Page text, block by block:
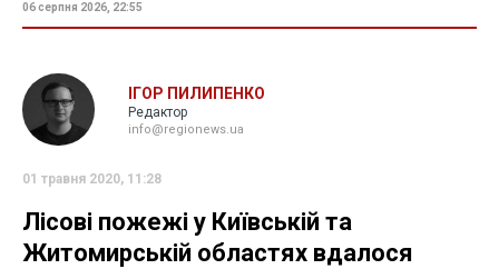
06 серпня 2026, 22:55
ІГОР ПИЛИПЕНКО
Редактор
info@regionews.ua
01 травня 2020, 11:28
Лісові пожежі у Київській та
Житомирській областях вдалося